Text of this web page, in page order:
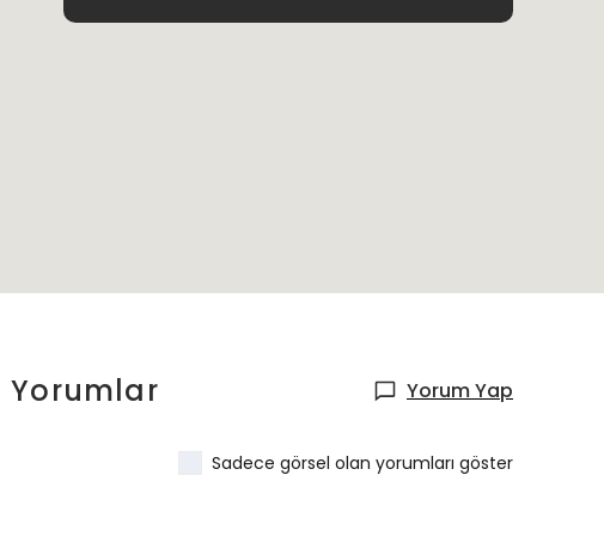
Yorumlar Yorum Yap
Sadece görsel olan yorumları göster